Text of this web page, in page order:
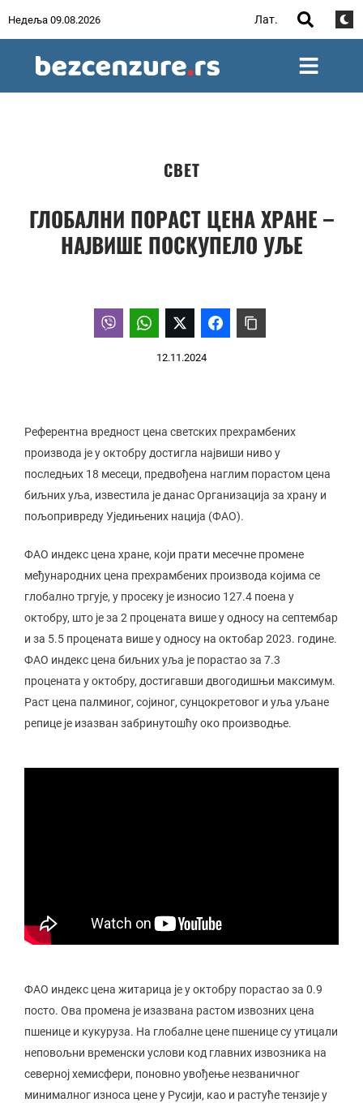
Недеља 09.08.2026 Лат.
СВЕТ
ГЛОБАЛНИ ПОРАСТ ЦЕНА ХРАНЕ –
НАЈВИШЕ ПОСКУПЕЛО УЉЕ
12.11.2024
Референтна вредност цена светских прехрамбених
производа је у октобру достигла највиши ниво у
последњих 18 месеци, предвођена наглим порастом цена
биљних уља, известила је данас Организација за храну и
пољопривреду Уједињених нација (ФАО).
ФАО индекс цена хране, који прати месечне промене
међународних цена прехрамбених производа којима се
глобално тргује, у просеку је износио 127.4 поена у
октобру, што је за 2 процената више у односу на септембар
и за 5.5 процената више у односу на октобар 2023. године.
ФАО индекс цена биљних уља је порастао за 7.3
процената у октобру, достигавши двогодишњи максимум.
Раст цена палминог, сојиног, сунцокретовог и уља уљане
репице је изазван забринутошћу око производње.
ФАО индекс цена житарица је у октобру порастао за 0.9
посто. Ова промена је изазвана растом извозних цена
пшенице и кукуруза. На глобалне цене пшенице су утицали
неповољни временски услови код главних извозника на
северној хемисфери, поновно увођење незваничног
минималног износа цене у Русији, као и растуће тензије у